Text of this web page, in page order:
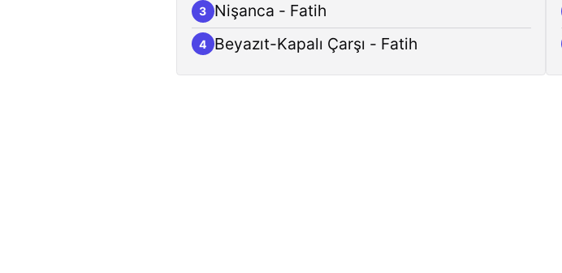
3 Nişanca - Fatih
4 Beyazıt-Kapalı Çarşı - Fatih